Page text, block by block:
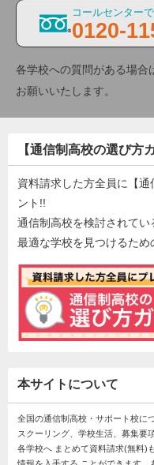
コールセンター
0120-
各学校への質問がある場合
お願いいたします。
【通信制高校の選び方
資料請求した方全員に【
ント!!
通信制高校を検討されてい
最適な学校を見つけるため
本サイトについて
全国の通信制高校・サポート校に
スクーリング、学校生活、募集要
各学校へ まとめて資料請求(無料)